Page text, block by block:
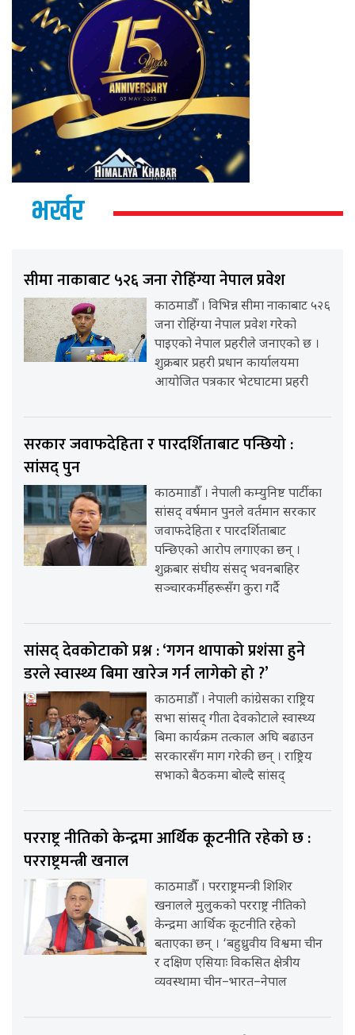
भर्खर
सीमा नाकाबाट ५२६ जना रोहिंग्या नेपाल प्रवेश
काठमाडौँ । विभिन्न सीमा नाकाबाट ५२६
जना रोहिंग्या नेपाल प्रवेश गरेको
पाइएको नेपाल प्रहरीले जनाएको छ ।
शुक्रबार प्रहरी प्रधान कार्यालयमा
आयोजित पत्रकार भेटघाटमा प्रहरी
सरकार जवाफदेहिता र पारदर्शिताबाट पन्छियो :
सांसद् पुन
काठमााडौँ । नेपाली कम्युनिष्ट पार्टीका
सांसद् वर्षमान पुनले वर्तमान सरकार
जवाफदेहिता र पारदर्शिताबाट
पन्छिएको आरोप लगाएका छन् ।
शुक्रबार संघीय संसद् भवनबाहिर
सञ्चारकर्मीहरूसँग कुरा गर्दै
सांसद् देवकोटाको प्रश्न : ‘गगन थापाको प्रशंसा हुने
डरले स्वास्थ्य बिमा खारेज गर्न लागेको हो ?’
काठमाडौँ । नेपाली कांग्रेसका राष्ट्रिय
सभा सांसद् गीता देवकोटाले स्वास्थ्य
बिमा कार्यक्रम तत्काल अघि बढाउन
सरकारसँग माग गरेकी छन् । राष्ट्रिय
सभाको बैठकमा बोल्दै सांसद्
परराष्ट्र नीतिको केन्द्रमा आर्थिक कूटनीति रहेको छ :
परराष्ट्रमन्त्री खनाल
काठमाडौँ । परराष्ट्रमन्त्री शिशिर
खनालले मुलुकको परराष्ट्र नीतिको
केन्द्रमा आर्थिक कूटनीति रहेको
बताएका छन् । ‘बहुध्रुवीय विश्वमा चीन
र दक्षिण एसियाः विकसित क्षेत्रीय
व्यवस्थामा चीन–भारत–नेपाल